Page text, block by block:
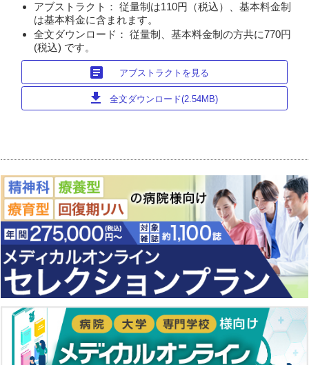
アブストラクト： 従量制は110円（税込）、基本料金制
は基本料金に含まれます。
全文ダウンロード： 従量制、基本料金制の方共に770円
(税込) です。
article アブストラクトを見る
download 全文ダウンロード(2.54MB)